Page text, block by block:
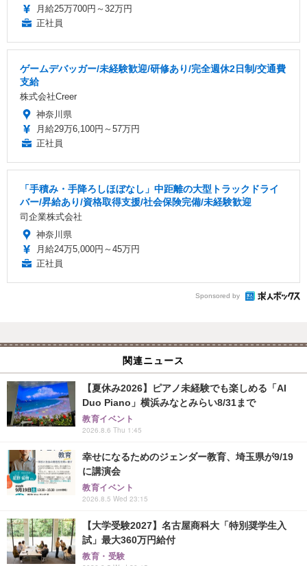
月給25万700円～32万円
正社員
ゲームデバッガー/未経験歓迎/研修あり/完全週休2日制/交通費
支給
株式会社Creer
神奈川県
月給29万6,100円～57万円
正社員
「手積み・手降ろしほぼなし」中距離の大型トラックドライ
バー/昇給あり/資格取得支援/社会保険完備/未経験歓迎
司企業株式会社
神奈川県
月給24万5,000円～45万円
正社員
Sponsored by
関連ニュース
【夏休み2026】ピアノ未経験でも楽しめる「AI
Duo Piano」横浜みなとみらい8/31まで
教育イベント
2026.8.6 Thu 1:45
幸せになるためのジェンダー教育、埼玉県が9/19
に講演会
教育イベント
2026.8.5 Wed 23:15
【大学受験2027】名古屋商科大「特別奨学生入
試」最大360万円給付
教育・受験